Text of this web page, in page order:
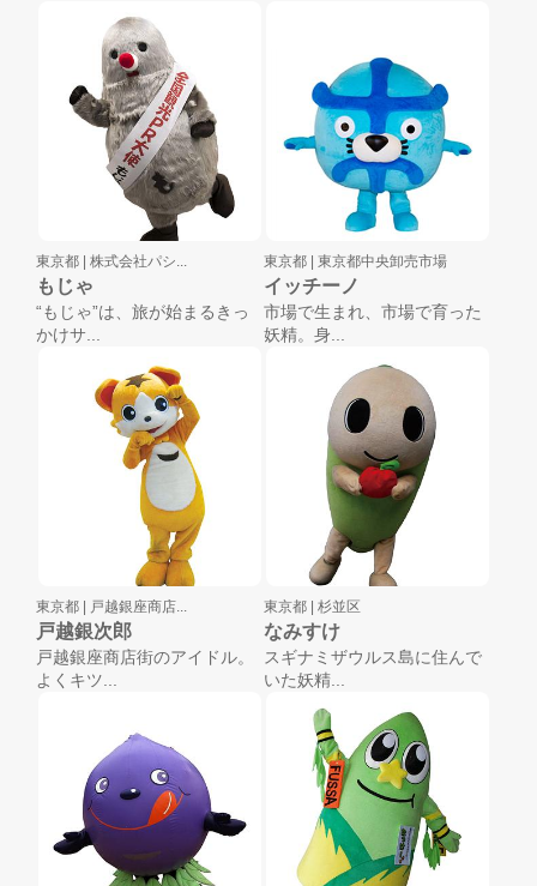
東京都 | 株式会社パシ...
もじゃ
“もじゃ”は、旅が始まるきっ
かけサ...
東京都 | 東京都中央卸売市場
イッチーノ
市場で生まれ、市場で育った
妖精。身...
東京都 | 戸越銀座商店...
戸越銀次郎
戸越銀座商店街のアイドル。
よくキツ...
東京都 | 杉並区
なみすけ
スギナミザウルス島に住んで
いた妖精...